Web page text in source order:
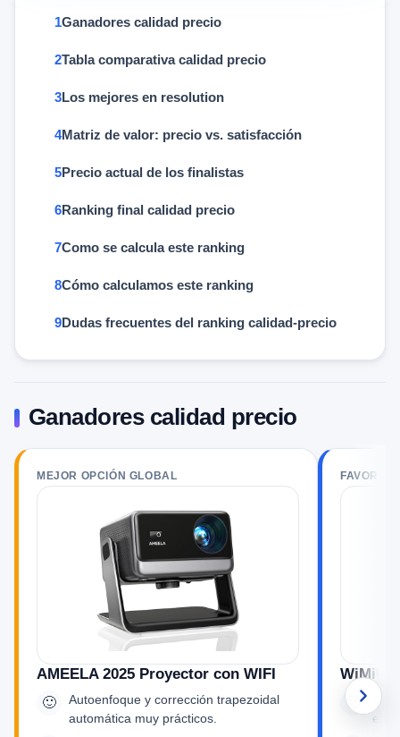
Ganadores calidad precio
Tabla comparativa calidad precio
Los mejores en resolution
Matriz de valor: precio vs. satisfacción
Precio actual de los finalistas
Ranking final calidad precio
Como se calcula este ranking
Cómo calculamos este ranking
Dudas frecuentes del ranking calidad-precio
Ganadores calidad precio
MEJOR OPCIÓN GLOBAL
AMEELA 2025 Proyector con WIFI
🙂
Autoenfoque y corrección trapezoidal
automática muy prácticos.
🙂